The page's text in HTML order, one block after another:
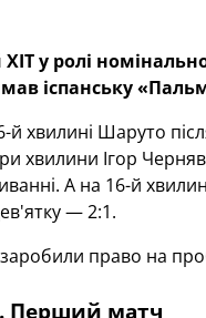
у ролі
іспанську
хвилині Шаруто
Ігор
А на 16-й
— 2:1.
право на
Перший матч